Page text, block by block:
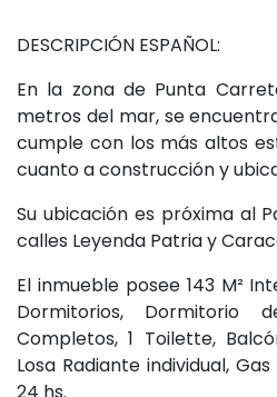
DESCRIPCIÓN ESPAÑOL:
En la zona de Punta
metros del mar, se
cumple con los más altos
cuanto a construcción y
Su ubicación es próxima al
calles Leyenda Patria y
El inmueble posee 143 M²
Dormitorios, Dormitorio
Completos, 1 Toilette,
Losa Radiante individual,